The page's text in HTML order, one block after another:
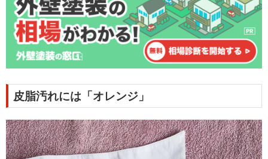
皮脂汚れには「オレンジ」